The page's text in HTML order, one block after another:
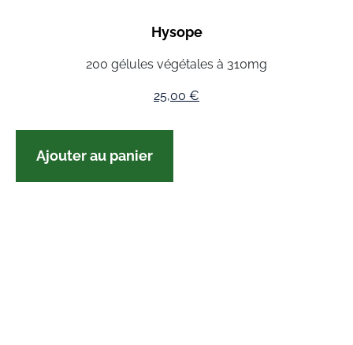
Hysope
200 gélules végétales à 310mg
25,00 €
Ajouter au panier